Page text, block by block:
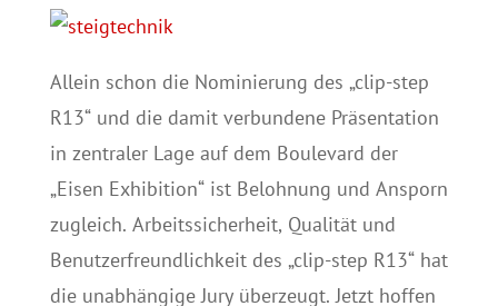
Allein schon die Nominierung des „clip-step
R13“ und die damit verbundene Präsentation
in zentraler Lage auf dem Boulevard der
„Eisen Exhibition“ ist Belohnung und Ansporn
zugleich. Arbeitssicherheit, Qualität und
Benutzerfreundlichkeit des „clip-step R13“ hat
die unabhängige Jury überzeugt. Jetzt hoffen